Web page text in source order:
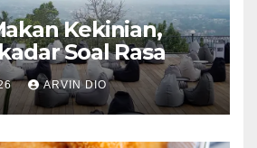
Kekinian,
Soal Rasa
ARVIN DIO